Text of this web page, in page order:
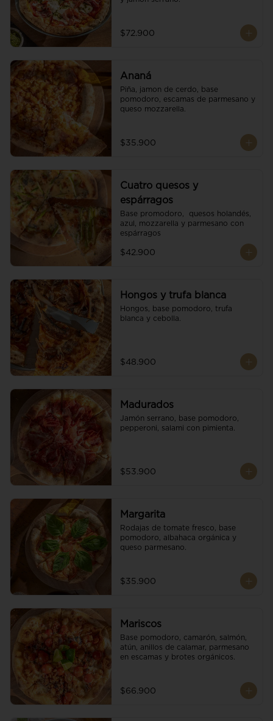
$72.900
Ananá
Piña, jamon de cerdo, base
pomodoro, escamas de parmesano y
queso mozzarella.
$35.900
Cuatro quesos y
espárragos
Base promodoro,  quesos holandés,
azul, mozzarella y parmesano con
espárragos
$42.900
Hongos y trufa blanca
Hongos, base pomodoro, trufa
blanca y cebolla.
$48.900
Madurados
Jamón serrano, base pomodoro,
pepperoni, salami con pimienta.
$53.900
Margarita
Rodajas de tomate fresco, base
pomodoro, albahaca orgánica y
queso parmesano.
$35.900
Mariscos
Base pomodoro, camarón, salmón,
atún, anillos de calamar, parmesano
en escamas y brotes orgánicos.
$66.900